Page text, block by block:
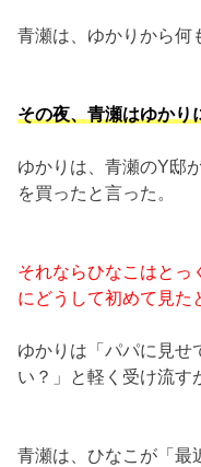
青瀬は、ゆかりから何
その夜、青瀬はゆかり
ゆかりは、青瀬のY邸
を買ったと言った。
それならひなこはとっ
にどうして初めて見た
ゆかりは「パパに見せ
い？」と軽く受け流す
青瀬は、ひなこが「最